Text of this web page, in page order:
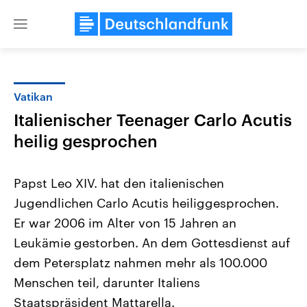
Close
Landtagswahl Sachsen-Anhalt
2026
Alle Informationen
Sachsen-Anhalt wählt am 6.
September 2026 einen neuen
Bundesland von einer Koalition aus
USA
Aktuelle Beiträge,
Hintergründe
gehören die Vereinigten
Vatikan
Italienischer Teenager Carlo Acutis
heilig gesprochen
Papst Leo XIV. hat den italienischen
Jugendlichen Carlo Acutis heiliggesprochen.
Er war 2006 im Alter von 15 Jahren an
Leukämie gestorben. An dem Gottesdienst auf
dem Petersplatz nahmen mehr als 100.000
Menschen teil, darunter Italiens
Staatspräsident Mattarella.